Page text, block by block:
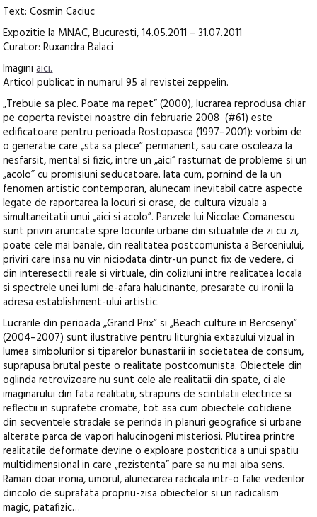
Text: Cosmin Caciuc
Expozitie la MNAC, Bucuresti, 14.05.2011 – 31.07.2011
Curator: Ruxandra Balaci
Imaginiaici.
Articol publicat in numarul 95 al revistei zeppelin.
„Trebuie sa plec. Poate ma repet” (2000), lucrarea reprodusa chiar
pe coperta revistei noastre din februarie 2008 (#61) este
edificatoare pentru perioada Rostopasca (1997–2001): vorbim de
o generatie care „sta sa plece” permanent, sau care oscileaza la
nesfarsit, mental si fizic, intre un „aici” rasturnat de probleme si un
„acolo” cu promisiuni seducatoare. Iata cum, pornind de la un
fenomen artistic contemporan, alunecam inevitabil catre aspecte
legate de raportarea la locuri si orase, de cultura vizuala a
simultaneitatii unui „aici si acolo”. Panzele lui Nicolae Comanescu
sunt priviri aruncate spre locurile urbane din situatiile de zi cu zi,
poate cele mai banale, din realitatea postcomunista a Berceniului,
priviri care insa nu vin niciodata dintr-un punct fix de vedere, ci
din interesectii reale si virtuale, din coliziuni intre realitatea locala
si spectrele unei lumi de-afara halucinante, presarate cu ironii la
adresa establishment-ului artistic.
Lucrarile din perioada „Grand Prix” si „Beach culture in Bercsenyi”
(2004–2007) sunt ilustrative pentru liturghia extazului vizual in
lumea simbolurilor si tiparelor bunastarii in societatea de consum,
suprapusa brutal peste o realitate postcomunista. Obiectele din
oglinda retrovizoare nu sunt cele ale realitatii din spate, ci ale
imaginarului din fata realitatii, strapuns de scintilatii electrice si
reflectii in suprafete cromate, tot asa cum obiectele cotidiene
din secventele stradale se perinda in planuri geografice si urbane
alterate parca de vapori halucinogeni misteriosi. Plutirea printre
realitatile deformate devine o exploare postcritica a unui spatiu
multidimensional in care „rezistenta” pare sa nu mai aiba sens.
Raman doar ironia, umorul, alunecarea radicala intr-o falie vederilor
dincolo de suprafata propriu-zisa obiectelor si un radicalism
magic, patafizic…